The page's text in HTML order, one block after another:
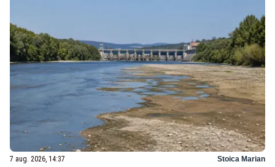
7 aug. 2026, 14:37 Stoica Marian